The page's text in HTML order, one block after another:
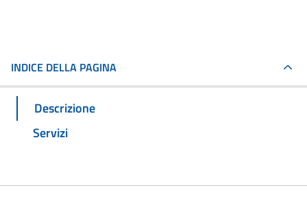
INDICE DELLA PAGINA
Descrizione
Servizi